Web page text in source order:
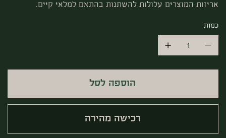
אריזות המוצרים עלולות להשתנות בהתאם למלאי קיים.
כמות
הוספה לסל
רכישה מהירה